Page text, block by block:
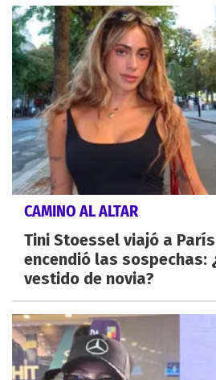
CAMINO AL ALTAR
Tini Stoessel viajó a
encendió las sospechas:
vestido de novia?